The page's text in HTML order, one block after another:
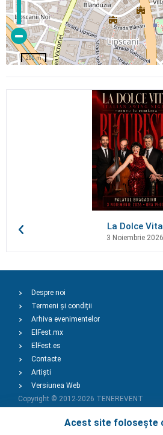
200 m
La Dolce Vita
3 Noiembrie 2026
Acest site folosește
Despre noi
Termeni și condiții
Arhiva evenimentelor
ElFest.mx
ElFest.es
Contacte
Artiști
Versiunea Web
Copyright © 2012-2026 TENEREVENT
Adaugă